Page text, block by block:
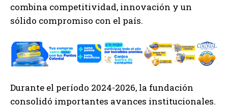
combina competitividad, innovación y un
sólido compromiso con el país.
Durante el período 2024-2026, la fundación
consolidó importantes avances institucionales.